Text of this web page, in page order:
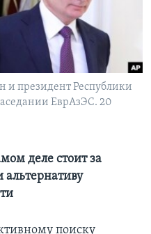
президент Республики
ЕврАзЭС. 20
деле стоит за
поиску